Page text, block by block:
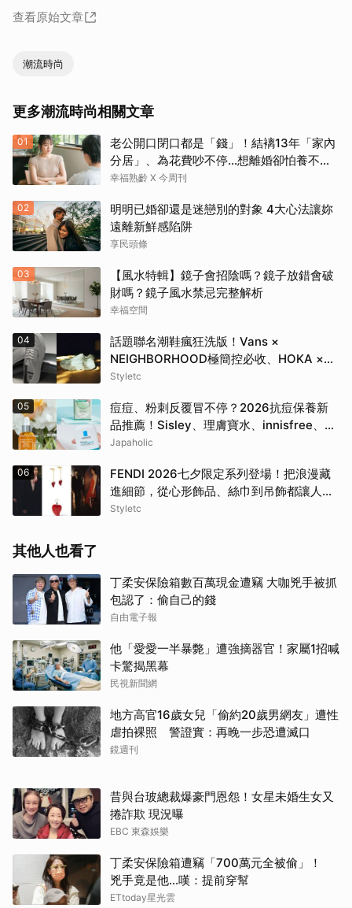
查看原始文章
潮流時尚
更多潮流時尚相關文章
01
老公開口閉口都是「錢」！結褵13年「家內
分居」、為花費吵不停…想離婚卻怕養不活
自己：還要忍3年？
幸福熟齡 X 今周刊
02
明明已婚卻還是迷戀別的對象 4大心法讓妳
遠離新鮮感陷阱
享民頭條
03
【風水特輯】鏡子會招陰嗎？鏡子放錯會破
財嗎？鏡子風水禁忌完整解析
幸福空間
04
話題聯名潮鞋瘋狂洗版！Vans ×
NEIGHBORHOOD極簡控必收、HOKA ×
BEAMS根本穿上腳的藝術品
Styletc
05
痘痘、粉刺反覆冒不停？2026抗痘保養新
品推薦！Sisley、理膚寶水、innisfree、
Bifesta 4大爆款一次看
Japaholic
06
FENDI 2026七夕限定系列登場！把浪漫藏
進細節，從心形飾品、絲巾到吊飾都讓人一
眼心動
Styletc
其他人也看了
丁柔安保險箱數百萬現金遭竊 大咖兇手被抓
包認了：偷自己的錢
自由電子報
他「愛愛一半暴斃」遭強摘器官！家屬1招喊
卡驚揭黑幕
民視新聞網
地方高官16歲女兒「偷約20歲男網友」遭性
虐拍裸照 警證實：再晚一步恐遭滅口
鏡週刊
昔與台玻總裁爆豪門恩怨！女星未婚生女又
捲詐欺 現況曝
EBC 東森娛樂
丁柔安保險箱遭竊「700萬元全被偷」！
兇手竟是他...嘆：提前穿幫
ETtoday星光雲